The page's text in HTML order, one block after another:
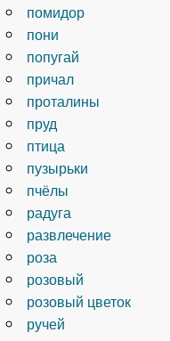
помидор
пони
попугай
причал
проталины
пруд
птица
пузырьки
пчёлы
радуга
развлечение
роза
розовый
розовый цветок
ручей